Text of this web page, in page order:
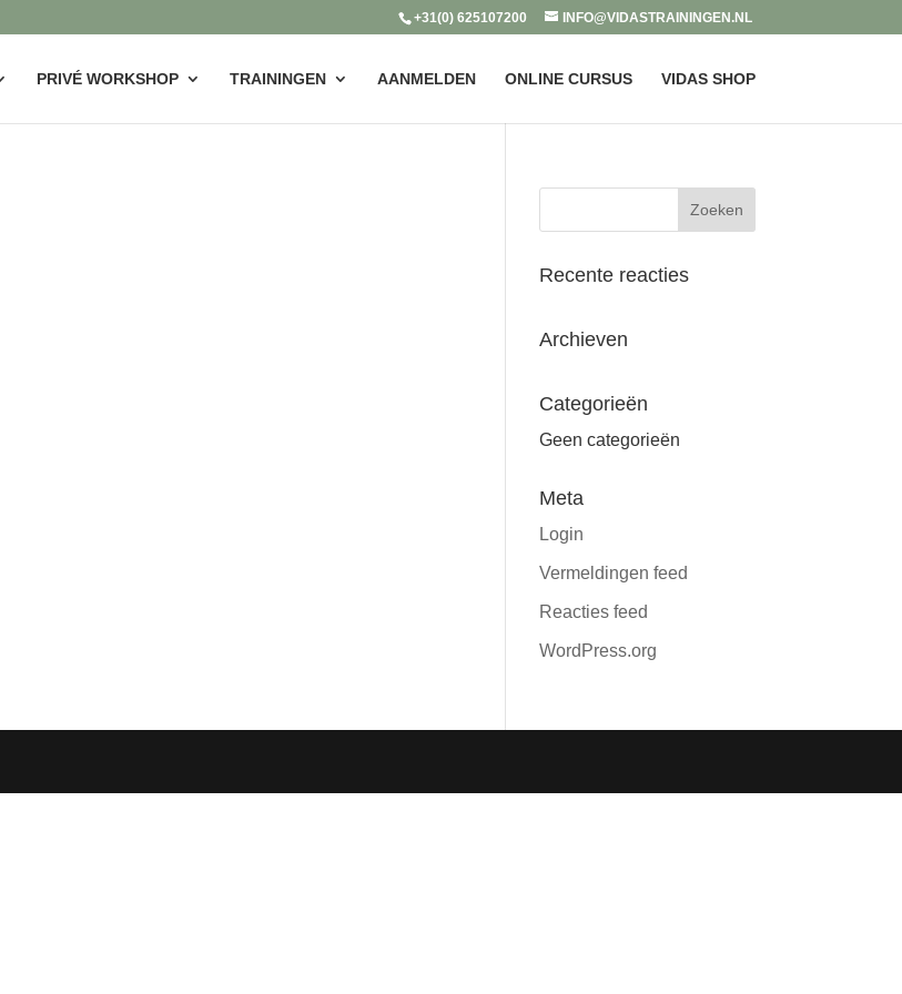
+31(0) 625107200 INFO@VIDASTRAININGEN.NL
PRIVÉ WORKSHOP TRAININGEN AANMELDEN ONLINE CURSUS VIDAS SHOP
Recente reacties
Archieven
Categorieën
Geen categorieën
Meta
Login
Vermeldingen feed
Reacties feed
WordPress.org